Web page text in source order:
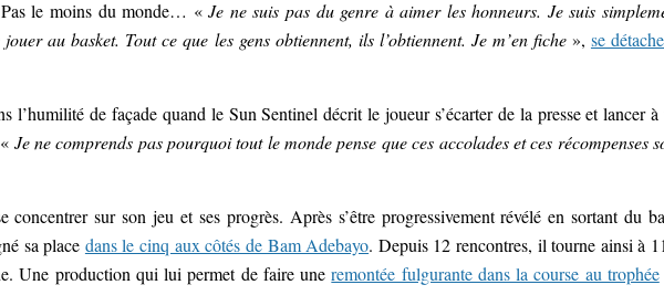
Pas le moins du monde… «Je ne suis pas du genre à aimer les honneurs. Je suis
au basket. Tout ce que les gens obtiennent, ils l’obtiennent. Je m’en fiche», se
l’humilité de façade quand le Sun Sentinel décrit le joueur s’écarter de la presse et lancer à
Je ne comprends pas pourquoi tout le monde pense que ces accolades et ces récompenses
concentrer sur son jeu et ses progrès. Après s’être progressivement révélé en sortant du
sa place dans le cinq aux côtés de Bam Adebayo. Depuis 12 rencontres, il tourne ainsi à
Une production qui lui permet de faire uneremontée fulgurante dans la course au trophée